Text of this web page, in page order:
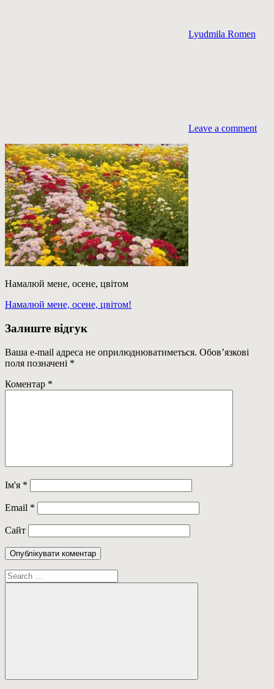
Lyudmila Romen
Leave a comment
Намалюй мене, осене, цвітом
Навігація
записів
Previous
Намалюй мене, осене, цвітом!
Залиште відгук
Ваша e-mail адреса не оприлюднюватиметься. Обов’язкові
поля позначені *
Коментар *
Ім'я *
Email *
Сайт
Пошук:
Пошук